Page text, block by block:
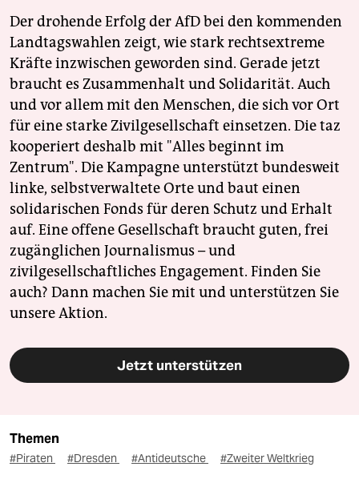
Der drohende Erfolg der AfD bei den kommenden
Landtagswahlen zeigt, wie stark rechtsextreme
Kräfte inzwischen geworden sind. Gerade jetzt
braucht es Zusammenhalt und Solidarität. Auch
und vor allem mit den Menschen, die sich vor Ort
für eine starke Zivilgesellschaft einsetzen. Die taz
kooperiert deshalb mit "Alles beginnt im
Zentrum". Die Kampagne unterstützt bundesweit
linke, selbstverwaltete Orte und baut einen
solidarischen Fonds für deren Schutz und Erhalt
auf. Eine offene Gesellschaft braucht guten, frei
zugänglichen Journalismus – und
zivilgesellschaftliches Engagement. Finden Sie
auch? Dann machen Sie mit und unterstützen Sie
unsere Aktion.
Jetzt unterstützen
Themen
#Piraten #Dresden #Antideutsche #Zweiter Weltkrieg